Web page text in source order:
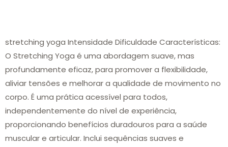
stretching yoga Intensidade Dificuldade Características:
O Stretching Yoga é uma abordagem suave, mas
profundamente eficaz, para promover a flexibilidade,
aliviar tensões e melhorar a qualidade de movimento no
corpo. É uma prática acessível para todos,
independentemente do nível de experiência,
proporcionando benefícios duradouros para a saúde
muscular e articular. Inclui sequências suaves e